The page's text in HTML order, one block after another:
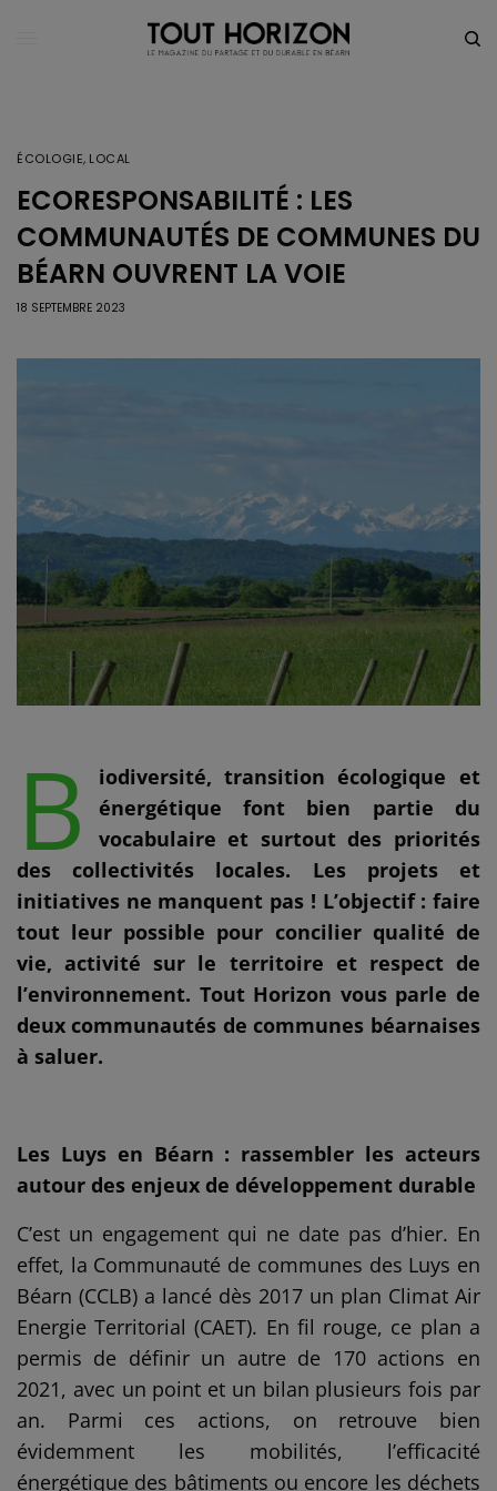
ÉCOLOGIE, LOCAL
ECORESPONSABILITÉ : LES
COMMUNAUTÉS DE COMMUNES DU
BÉARN OUVRENT LA VOIE
18 SEPTEMBRE 2023
B
iodiversité, transition écologique et
énergétique font bien partie du
vocabulaire et surtout des priorités
des collectivités locales. Les projets et
initiatives ne manquent pas ! L’objectif : faire
tout leur possible pour concilier qualité de
vie, activité sur le territoire et respect de
l’environnement. Tout Horizon vous parle de
deux communautés de communes béarnaises
à saluer.
Les Luys en Béarn : rassembler les acteurs
autour des enjeux de développement durable
C’est un engagement qui ne date pas d’hier. En
effet, la Communauté de communes des Luys en
Béarn (CCLB) a lancé dès 2017 un plan Climat Air
Energie Territorial (CAET). En fil rouge, ce plan a
permis de définir un autre de 170 actions en
2021, avec un point et un bilan plusieurs fois par
an. Parmi ces actions, on retrouve bien
évidemment les mobilités, l’efficacité
énergétique des bâtiments ou encore les déchets